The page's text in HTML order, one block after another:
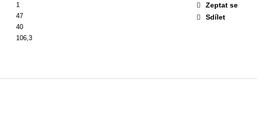
1
47
40
106,3
Zeptat se
Sdílet